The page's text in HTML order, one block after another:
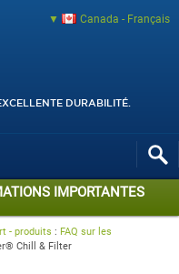
Canada - Français
DURABILITÉ.
IMPORTANTES
- produits : FAQ sur les
Chill & Filter